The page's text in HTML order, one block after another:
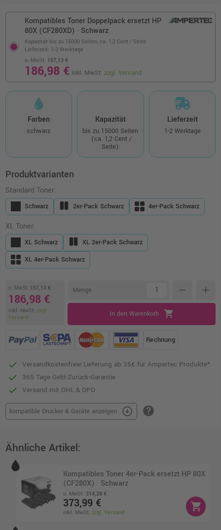
Kompatibles Toner Doppelpack ersetzt HP
80X (CF280XD) · Schwarz
Kapazität bis zu 15000 Seiten, ca. 1,2 Cent / Seite
o. MwSt. 157,13 €
186,98 € inkl. MwSt.zzgl. Versand
Lieferzeit: 1-2 Werktage
Farben
schwarz
Kapazität
bis zu 15000 Seiten
(ca. 1,2 Cent /
Seite)
Lieferzeit
1-2 Werktage
Produktvarianten
Standard Toner:
Schwarz 2er-Pack Schwarz 4er-Pack Schwarz
XL Toner:
XL Schwarz
XL 2er-Pack Schwarz
XL 4er-Pack Schwarz
o. MwSt. 157,13 €
186,98 €
inkl. MwSt. zzgl.
Versand
Menge remove add
In den Warenkorb shopping_cart
Rechnung
Versandkostenfreie Lieferung ab 35€ für Ampertec Produkte*
365 Tage Geld-Zurück-Garantie
Versand mit DHL & DPD
kompatible Drucker & Geräte anzeigen arrow_circle_down help
Ähnliche Artikel:
Kompatibles Toner 4er-Pack ersetzt HP 80X
(CF280X) · Schwarz
o. MwSt. 314,28 €
373,99 €
inkl. MwSt.zzgl. Versand
shopping_cart